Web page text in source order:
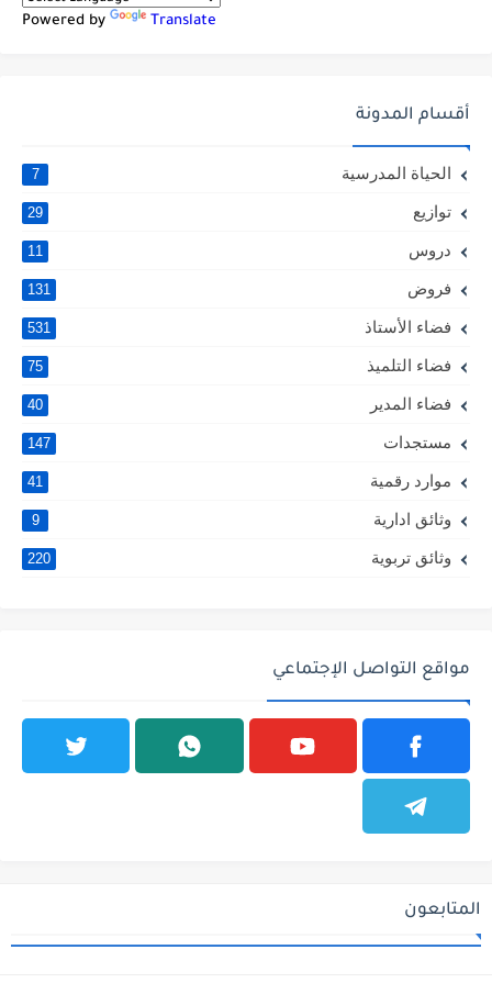
Powered by Translate
أقسام المدونة
الحياة المدرسية 7
توازيع 29
دروس 11
فروض 131
فضاء الأستاذ 531
فضاء التلميذ 75
فضاء المدير 40
مستجدات 147
موارد رقمية 41
وثائق ادارية 9
وثائق تربوية 220
مواقع التواصل الإجتماعي
المتابعون